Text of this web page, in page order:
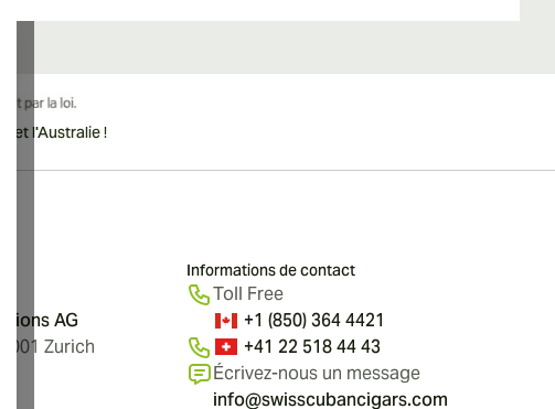
et l'Australie !
AG
Zurich
Informations de contact
Toll Free
+1 (850) 364 4421
+41 22 518 44 43
Écrivez-nous un message
info@swisscubancigars.com